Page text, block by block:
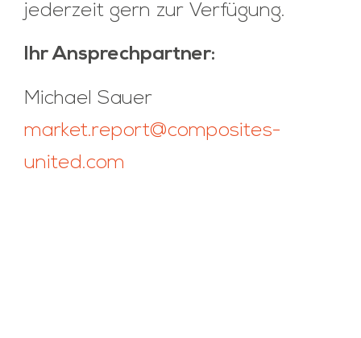
jederzeit gern zur Verfügung.
Ihr Ansprechpartner:
Michael Sauer
market.report@composites-
united.com